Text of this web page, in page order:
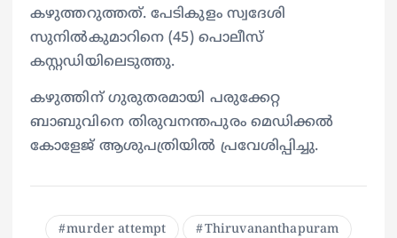
കഴുത്തറുത്തത്. പേടികുളം സ്വദേശി
സുനിൽകുമാറിനെ (45) പൊലീസ്
കസ്റ്റഡിയിലെടുത്തു.
കഴുത്തിന് ഗുരുതരമായി പരുക്കേറ്റ
ബാബുവിനെ തിരുവനന്തപുരം മെഡിക്കൽ
കോളേജ് ആശുപത്രിയിൽ പ്രവേശിപ്പിച്ചു.
murder attempt Thiruvananthapuram